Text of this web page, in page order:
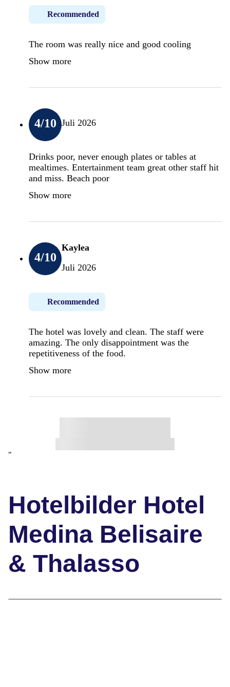
Recommended
The room was really nice and good cooling
Show more
4/10 Juli 2026
Drinks poor, never enough plates or tables at
mealtimes. Entertainment team great other staff hit
and miss. Beach poor
Show more
4/10
Kaylea
Juli 2026
Recommended
The hotel was lovely and clean. The staff were
amazing. The only disappointment was the
repetitiveness of the food.
Show more
"
Hotelbilder Hotel
Medina Belisaire
& Thalasso